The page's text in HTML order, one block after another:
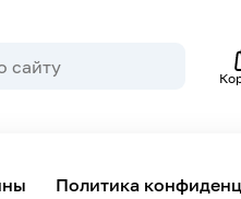
Политика